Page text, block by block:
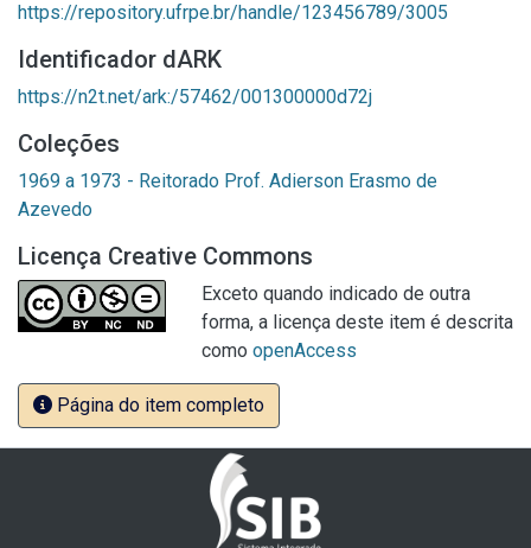
https://repository.ufrpe.br/handle/123456789/3005
Identificador dARK
https://n2t.net/ark:/57462/001300000d72j
Coleções
1969 a 1973 - Reitorado Prof. Adierson Erasmo de
Azevedo
Licença Creative Commons
Exceto quando indicado de outra
forma, a licença deste item é descrita
como openAccess
Página do item completo